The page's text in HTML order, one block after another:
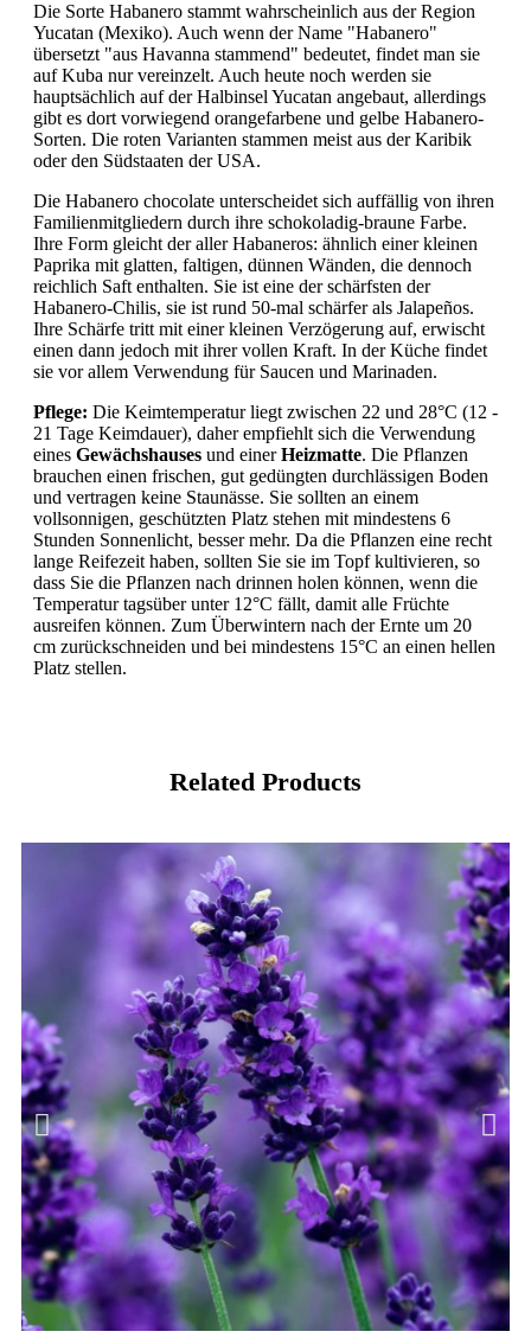
Die Sorte Habanero stammt wahrscheinlich aus der Region
Yucatan (Mexiko). Auch wenn der Name "Habanero"
übersetzt "aus Havanna stammend" bedeutet, findet man sie
auf Kuba nur vereinzelt. Auch heute noch werden sie
hauptsächlich auf der Halbinsel Yucatan angebaut, allerdings
gibt es dort vorwiegend orangefarbene und gelbe Habanero-
Sorten. Die roten Varianten stammen meist aus der Karibik
oder den Südstaaten der USA.
Die Habanero chocolate unterscheidet sich auffällig von ihren
Familienmitgliedern durch ihre schokoladig-braune Farbe.
Ihre Form gleicht der aller Habaneros: ähnlich einer kleinen
Paprika mit glatten, faltigen, dünnen Wänden, die dennoch
reichlich Saft enthalten. Sie ist eine der schärfsten der
Habanero-Chilis, sie ist rund 50-mal schärfer als Jalapeños.
Ihre Schärfe tritt mit einer kleinen Verzögerung auf, erwischt
einen dann jedoch mit ihrer vollen Kraft. In der Küche findet
sie vor allem Verwendung für Saucen und Marinaden.
Pflege: Die Keimtemperatur liegt zwischen 22 und 28°C (12 -
21 Tage Keimdauer), daher empfiehlt sich die Verwendung
eines Gewächshauses und einerHeizmatte. Die Pflanzen
brauchen einen frischen, gut gedüngten durchlässigen Boden
und vertragen keine Staunässe. Sie sollten an einem
vollsonnigen, geschützten Platz stehen mit mindestens 6
Stunden Sonnenlicht, besser mehr. Da die Pflanzen eine recht
lange Reifezeit haben, sollten Sie sie im Topf kultivieren, so
dass Sie die Pflanzen nach drinnen holen können, wenn die
Temperatur tagsüber unter 12°C fällt, damit alle Früchte
ausreifen können. Zum Überwintern nach der Ernte um 20
cm zurückschneiden und bei mindestens 15°C an einen hellen
Platz stellen.
Related Products